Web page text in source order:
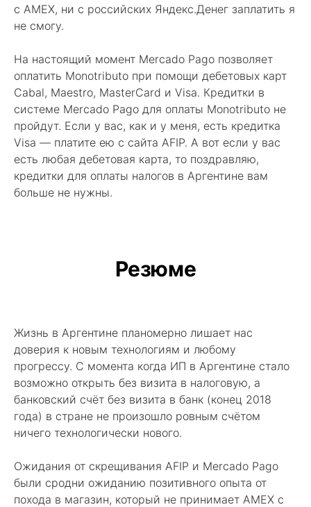
с AMEX, ни с российских Яндекс.Денег заплатить я
не смогу.
На настоящий момент Mercado Pago позволяет
оплатить Monotributo при помощи дебетовых карт
Cabal, Maestro, MasterCard и Visa. Кредитки в
системе Mercado Pago для оплаты Monotributo не
пройдут. Если у вас, как и у меня, есть кредитка
Visa — платите ею с сайта AFIP. А вот если у вас
есть любая дебетовая карта, то поздравляю,
кредитки для оплаты налогов в Аргентине вам
больше не нужны.
Резюме
Жизнь в Аргентине планомерно лишает нас
доверия к новым технологиям и любому
прогрессу. С момента когда ИП в Аргентине стало
возможно открыть без визита в налоговую, а
банковский счёт без визита в банк (конец 2018
года) в стране не произошло ровным счётом
ничего технологически нового.
Ожидания от скрещивания AFIP и Mercado Pago
были сродни ожиданию позитивного опыта от
похода в магазин, который не принимает AMEX с